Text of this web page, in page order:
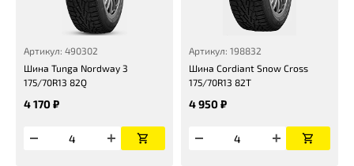
Артикул: 490302
Шина Tunga Nordway 3
175/70R13 82Q
4 170 ₽
Артикул: 198832
Шина Cordiant Snow Cross
175/70R13 82T
4 950 ₽